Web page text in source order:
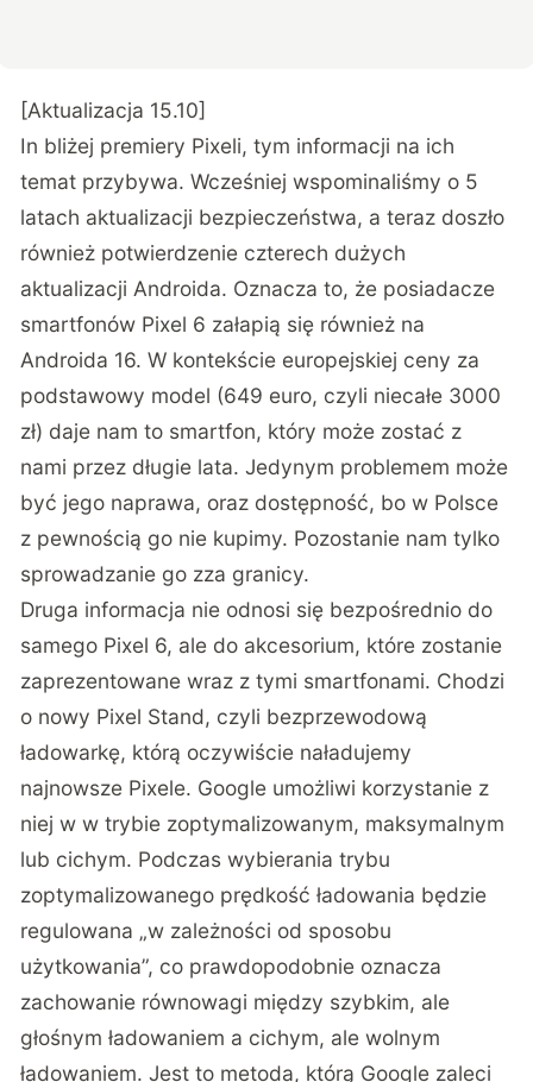
[Aktualizacja 15.10]
In bliżej premiery Pixeli, tym informacji na ich
temat przybywa. Wcześniej wspominaliśmy o 5
latach aktualizacji bezpieczeństwa, a teraz doszło
również potwierdzenie czterech dużych
aktualizacji Androida. Oznacza to, że posiadacze
smartfonów Pixel 6 załapią się również na
Androida 16. W kontekście europejskiej ceny za
podstawowy model (649 euro, czyli niecałe 3000
zł) daje nam to smartfon, który może zostać z
nami przez długie lata. Jedynym problemem może
być jego naprawa, oraz dostępność, bo w Polsce
z pewnością go nie kupimy. Pozostanie nam tylko
sprowadzanie go zza granicy.
Druga informacja nie odnosi się bezpośrednio do
samego Pixel 6, ale do akcesorium, które zostanie
zaprezentowane wraz z tymi smartfonami. Chodzi
o nowy Pixel Stand, czyli bezprzewodową
ładowarkę, którą oczywiście naładujemy
najnowsze Pixele. Google umożliwi korzystanie z
niej w w trybie zoptymalizowanym, maksymalnym
lub cichym. Podczas wybierania trybu
zoptymalizowanego prędkość ładowania będzie
regulowana „w zależności od sposobu
użytkowania”, co prawdopodobnie oznacza
zachowanie równowagi między szybkim, ale
głośnym ładowaniem a cichym, ale wolnym
ładowaniem. Jest to metoda, którą Google zaleci